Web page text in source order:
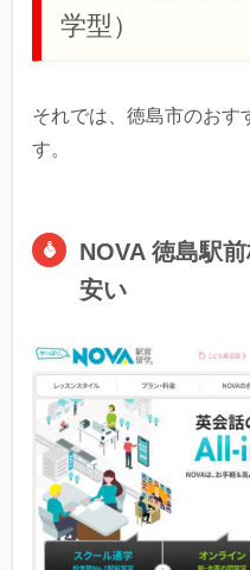
学型）
それでは、徳島市のおす
す。
NOVA 徳島駅
安い